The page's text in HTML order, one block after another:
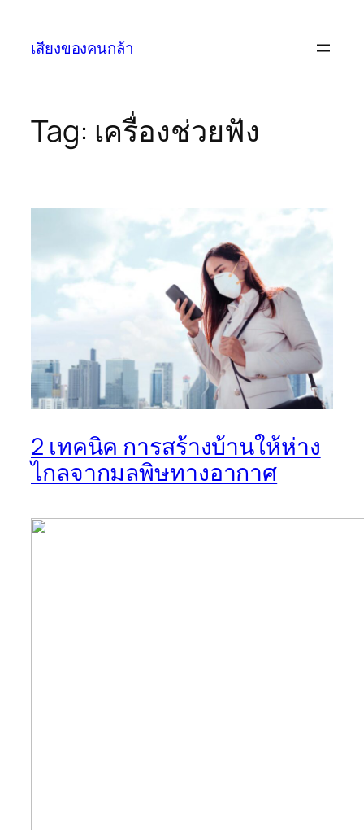
content
เสียงของคนกล้า
Tag: เครื่องช่วยฟัง
2 เทคนิค การสร้างบ้านให้ห่าง
ไกลจากมลพิษทางอากาศ